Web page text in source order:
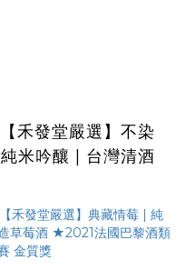
【禾發堂嚴選】不染
純米吟釀 | 台灣清酒